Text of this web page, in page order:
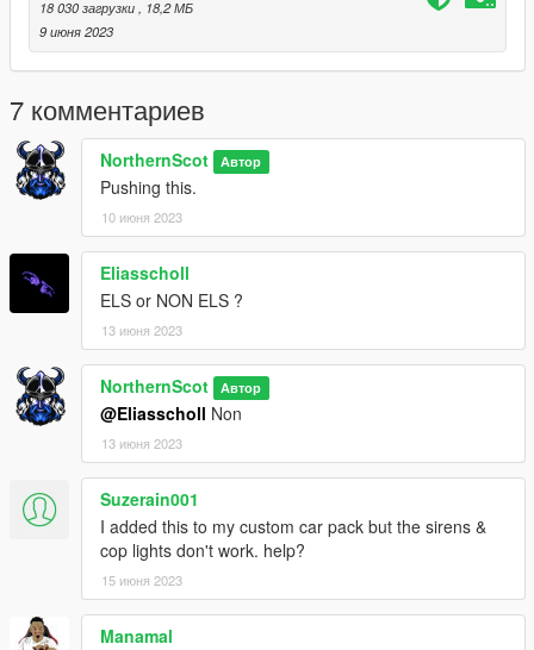
Credits -
LIGHTBAR - KANE
IONS - CEO
BASE - BG
LIVERY - KEITHKOBRA
ANPR's - BILLYJ
18 030 загрузки
, 18,2 МБ
9 июня 2023
7 комментариев
NorthernScot Автор
Pushing this.
10 июня 2023
Eliasscholl
ELS or NON ELS ?
13 июня 2023
NorthernScot Автор
@Eliasscholl Non
13 июня 2023
Suzerain001
I added this to my custom car pack but the sirens &
cop lights don't work. help?
15 июня 2023
Manamal